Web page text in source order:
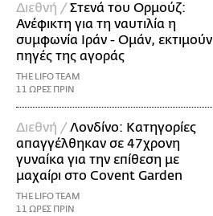
Διεθνή /Στενά του Ορμούζ:
Ανέφικτη για τη ναυτιλία η
συμφωνία Ιράν - Ομάν, εκτιμούν
πηγές της αγοράς
THE LIFO TEAM
11 ΩΡΕΣ ΠΡΙΝ
Διεθνή /Λονδίνο: Κατηγορίες
απαγγέλθηκαν σε 47χρονη
γυναίκα για την επίθεση με
μαχαίρι στο Covent Garden
THE LIFO TEAM
11 ΩΡΕΣ ΠΡΙΝ